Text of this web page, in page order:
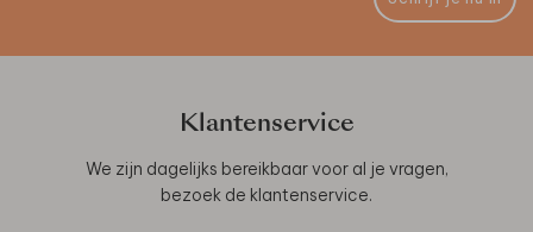
Klantenservice
We zijn dagelijks bereikbaar voor al je vragen,
bezoek de klantenservice.